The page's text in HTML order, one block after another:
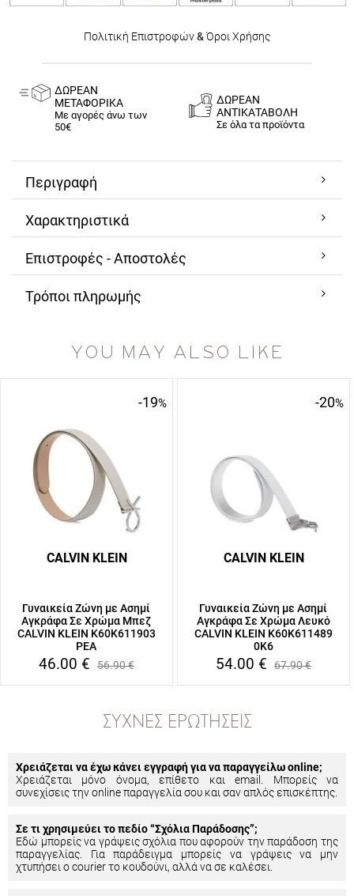
Πολιτική Επιστροφών& Όροι Χρήσης
ΔΩΡΕΑΝ
ΜΕΤΑΦΟΡΙΚΑ
Με αγορές άνω των
50€
ΔΩΡΕΑΝ
ΑΝΤΙΚΑΤΑΒΟΛΗ
Σε όλα τα προϊόντα
Περιγραφή
Χαρακτηριστικά
Επιστροφές - Αποστολές
Τρόποι πληρωμής
YOU MAY ALSO LIKE
-19%
CALVIN KLEIN
Γυναικεία Ζώνη με Ασημί
Αγκράφα Σε Χρώμα Μπεζ
CALVIN KLEIN K60K611903
PEA
46.00 € 56.90€
-20%
CALVIN KLEIN
Γυναικεία Ζώνη με Ασημί
Αγκράφα Σε Χρώμα Λευκό
CALVIN KLEIN K60K611489
0K6
54.00 € 67.90€
ΣΥΧΝΈΣ ΕΡΩΤΉΣΕΙΣ
Χρειάζεται να έχω κάνει εγγραφή για να παραγγείλω online;
Χρειάζεται μόνο όνομα, επίθετο και email. Μπορείς να
συνεχίσεις την online παραγγελία σου και σαν απλός επισκέπτης.
Σε τι χρησιμεύει το πεδίο “Σχόλια Παράδοσης”;
Εδώ μπορείς να γράψεις σχόλια που αφορούν την παράδοση της
παραγγελίας. Για παράδειγμα μπορείς να γράψεις να μην
χτυπήσει ο courier το κουδούνι, αλλά να σε καλέσει.